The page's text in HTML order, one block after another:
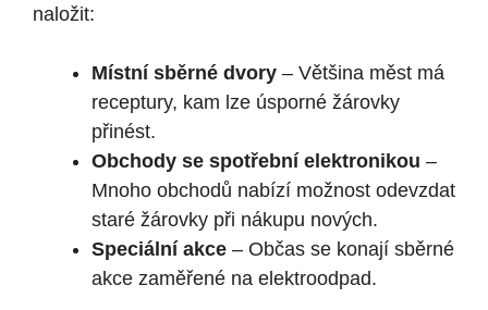
naložit:
Místní sběrné dvory – Většina měst má
receptury, kam lze úsporné žárovky
přinést.
Obchody se spotřební elektronikou –
Mnoho obchodů nabízí možnost odevzdat
staré žárovky při nákupu nových.
Speciální akce – Občas se konají sběrné
akce zaměřené na elektroodpad.